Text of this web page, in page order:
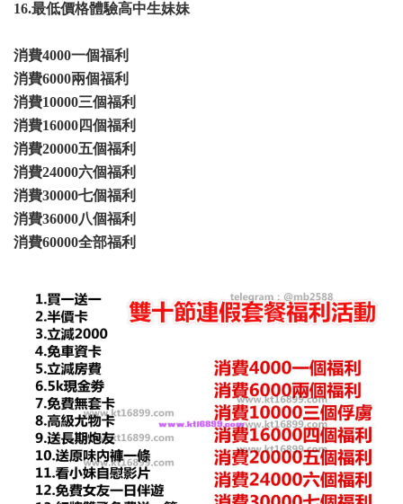
16.最低價格體驗高中生妹妹
消費4000一個福利
消費6000兩個福利
消費10000三個福利
消費16000四個福利
消費20000五個福利
消費24000六個福利
消費30000七個福利
消費36000八個福利
消費60000全部福利